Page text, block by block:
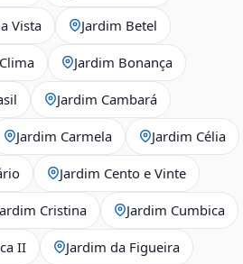
Vista Jardim Betel
Jardim Bonança
Jardim Cambará
Jardim Carmela Jardim Célia
Jardim Cento e Vinte
Cristina Jardim Cumbica
II Jardim da Figueira